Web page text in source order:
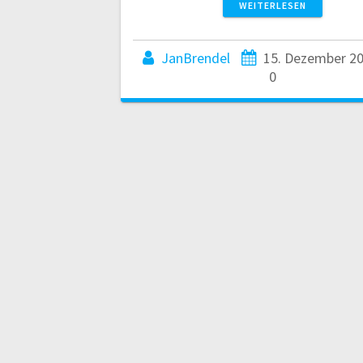
WEITERLESEN
JanBrendel
15. Dezember
0